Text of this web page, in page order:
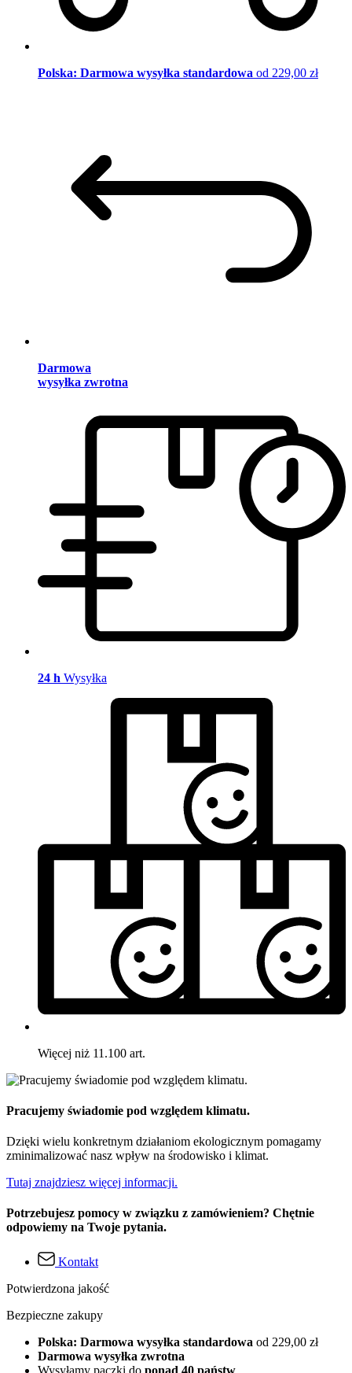
Polska: Darmowa wysyłka standardowa od 229,00 zł
Darmowa
wysyłka zwrotna
24 h Wysyłka
Więcej niż 11.100 art.
Pracujemy świadomie pod względem klimatu.
Dzięki wielu konkretnym działaniom ekologicznym pomagamy
zminimalizować nasz wpływ na środowisko i klimat.
Tutaj znajdziesz więcej informacji.
Potrzebujesz pomocy w związku z zamówieniem? Chętnie
odpowiemy na Twoje pytania.
Kontakt
Potwierdzona jakość
Bezpieczne zakupy
Polska: Darmowa wysyłka standardowa od 229,00 zł
Darmowa wysyłka zwrotna
Wysyłamy paczki do ponad 40 państw